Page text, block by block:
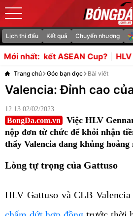
Lịch thi đấu Kết quả Chuyển nhượng
Mới nhất:
Cup? HLV Anthony Hudson
Trang chủ Góc bạn đọc Bài viết
Valencia: Đỉnh cao
12:13 02/02/2023
BongDa.com.vn
Việc HLV
nộp đơn từ chức để khỏi nhận
thấy Valencia đang khủng
Lòng tự trọng của Gattuso
HLV Gattuso và CLB